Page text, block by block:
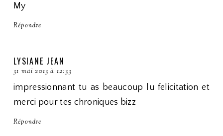
My
Répondre
LYSIANE JEAN
31 mai 2013 à 12:33
impressionnant tu as beaucoup lu felicitation et
merci pour tes chroniques bizz
Répondre